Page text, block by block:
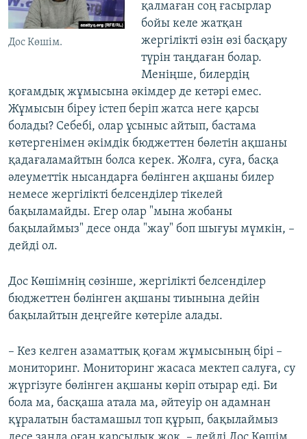
Дос Көшім.
қалмаған соң ғасырлар
бойы келе жатқан
жергілікті өзін өзі басқару
түрін таңдаған болар.
Меніңше, билердің
қоғамдық жұмысына әкімдер де кетәрі емес.
Жұмысын біреу істеп беріп жатса неге қарсы
болады? Себебі, олар ұсыныс айтып, бастама
көтергенімен әкімдік бюджеттен бөлетін ақшаны
қадағаламайтын болса керек. Жолға, суға, басқа
әлеуметтік нысандарға бөлінген ақшаны билер
немесе жергілікті белсенділер тікелей
бақыламайды. Егер олар "мына жобаны
бақылаймыз" десе онда "жау" боп шығуы мүмкін, –
дейді ол.
Дос Көшімнің сөзінше, жергілікті белсенділер
бюджеттен бөлінген ақшаны тиынына дейін
бақылайтын деңгейге көтеріле алады.
– Кез келген азаматтық қоғам жұмысының бірі –
мониторинг. Мониторинг жасаса мектеп салуға, су
жүргізуге бөлінген ақшаны көріп отырар еді. Би
бола ма, басқаша атала ма, әйтеуір он адамнан
құралатын бастамашыл топ құрып, бақылаймыз